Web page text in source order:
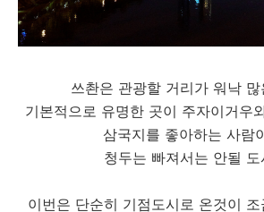
쓰촨은 관광할 거리가 워낙 많
기본적으로 유명한 곳이 주자이거우
삼국지를 좋아하는 사람
청두는 빠져서는 안될 도
이번은 단순히 기점도시로 온것이